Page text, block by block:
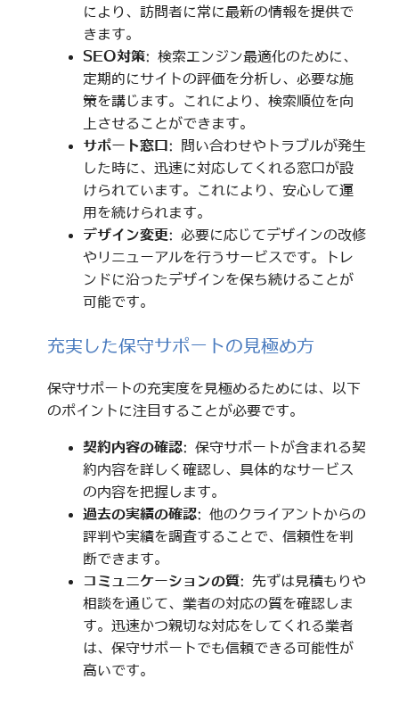
により、訪問者に常に最新の情報を提供で
きます。
SEO対策: 検索エンジン最適化のために、
定期的にサイトの評価を分析し、必要な施
策を講じます。これにより、検索順位を向
上させることができます。
サポート窓口 : 問い合わせやトラブルが発生
した時に、迅速に対応してくれる窓口が設
けられています。これにより、安心して運
用を続けられます。
デザイン変更: 必要に応じてデザインの改修
やリニューアルを行うサービスです。トレ
ンドに沿ったデザインを保ち続けることが
可能です。
充実した保守サポートの見極め方
保守サポートの充実度を見極めるためには、以下
のポイントに注目することが必要です。
契約内容の確認: 保守サポートが含まれる契
約内容を詳しく確認し、具体的なサービス
の内容を把握します。
過去の実績の確認: 他のクライアントからの
評判や実績を調査することで、信頼性を判
断できます。
コミュニケーションの質: 先ずは見積もりや
相談を通じて、業者の対応の質を確認しま
す。迅速かつ親切な対応をしてくれる業者
は、保守サポートでも信頼できる可能性が
高いです。